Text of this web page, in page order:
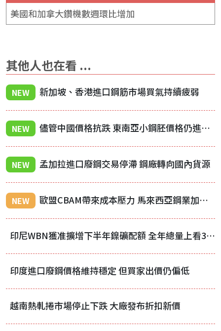
美國和加拿大鑽機數週環比增加
其他人也在看 ...
NEW 新加坡、香港進口鋼筋市場買氣持續疲弱
NEW 儘管中國價格抗跌 東南亞小鋼胚價格仍進一步下修
NEW 孟加拉進口廢鋼交易停滯 鋼廠轉向國內貨源
NEW 歐盟CBAM帶來成本壓力 馬來西亞鋼業加速低碳轉型
印尼WBN獲准擴增下半年鎳礦配額 全年總量上看3700萬濕噸
印度進口廢鋼價格維持穩定 但買家出價仍偏低
越南熱軋捲市場停止下跌 大廠發布折扣新價